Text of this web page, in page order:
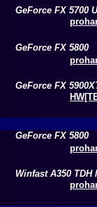
GeForce FX 5700
GeForce FX 5800
GeForce FX
GeForce FX 5800
Winfast A350 TDH